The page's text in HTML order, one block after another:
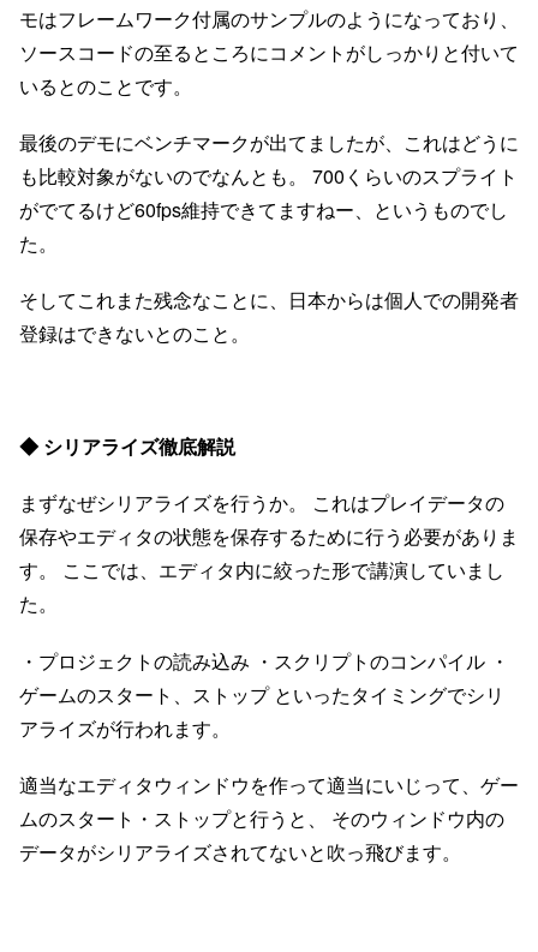
モはフレームワーク付属のサンプルのようになっており、
ソースコードの至るところにコメントがしっかりと付いて
いるとのことです。
最後のデモにベンチマークが出てましたが、これはどうに
も比較対象がないのでなんとも。 700くらいのスプライト
がでてるけど60fps維持できてますねー、というものでし
た。
そしてこれまた残念なことに、日本からは個人での開発者
登録はできないとのこと。
◆ シリアライズ徹底解説
まずなぜシリアライズを行うか。 これはプレイデータの
保存やエディタの状態を保存するために行う必要がありま
す。 ここでは、エディタ内に絞った形で講演していまし
た。
・プロジェクトの読み込み ・スクリプトのコンパイル ・
ゲームのスタート、ストップ といったタイミングでシリ
アライズが行われます。
適当なエディタウィンドウを作って適当にいじって、ゲー
ムのスタート・ストップと行うと、 そのウィンドウ内の
データがシリアライズされてないと吹っ飛びます。